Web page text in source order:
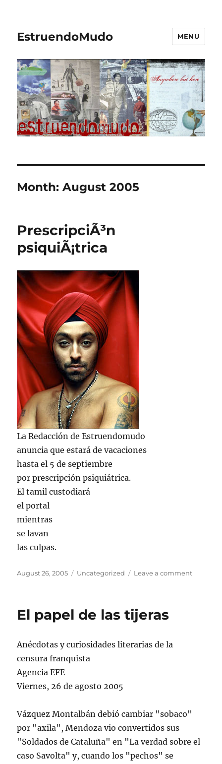
EstruendoMudo MENU
Month:August 2005
PrescripciÃ³n
psiquiÃ¡trica
La Redacción de Estruendomudo
anuncia que estará de vacaciones
hasta el 5 de septiembre
por prescripción psiquiátrica.
El tamil custodiará
el portal
mientras
se lavan
las culpas.
Posted
August 26, 2005 Categories
Uncategorized Leave a commenton
El papel de las tijeras
Anécdotas y curiosidades literarias de la
censura franquista
Agencia EFE
Viernes, 26 de agosto 2005
Vázquez Montalbán debió cambiar "sobaco"
por "axila", Mendoza vio convertidos sus
"Soldados de Cataluña" en "La verdad sobre el
caso Savolta" y, cuando los "pechos" se